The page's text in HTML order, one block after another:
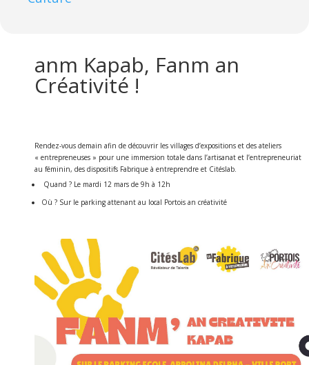
anm Kapab, Fanm an
Créativité !
Rendez-vous demain afin de découvrir les villages d’expositions et des ateliers
« entrepreneuses » pour une immersion totale dans l’artisanat et l’entrepreneuriat
au féminin, des dispositifs Fabrique à entreprendre et Citéslab.
Quand ? Le mardi 12 mars de 9h à 12h
Où ? Sur le parking attenant au local Portois an créativité